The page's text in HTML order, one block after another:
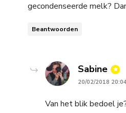
gecondenseerde melk?
Beantwoorden
Sabine
20/02/2018
Van het blik bedoel